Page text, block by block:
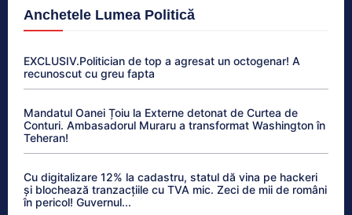
Anchetele Lumea Politică
EXCLUSIV.Politician de top a agresat un octogenar! A
recunoscut cu greu fapta
Mandatul Oanei Țoiu la Externe detonat de Curtea de
Conturi. Ambasadorul Muraru a transformat Washington în
Teheran!
Cu digitalizare 12% la cadastru, statul dă vina pe hackeri
și blochează tranzacțiile cu TVA mic. Zeci de mii de români
în pericol! Guvernul...